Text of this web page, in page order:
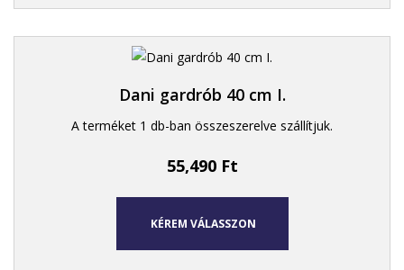
Dani gardrób 40 cm I.
A terméket 1 db-ban összeszerelve szállítjuk.
55,490 Ft
KÉREM VÁLASSZON